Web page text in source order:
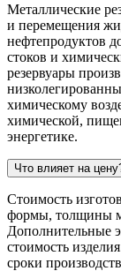
Металлические
и перемещения
нефтепродуктов
стоков и
резервуары
химическому
химической,
энергетике.
Что влияет на
Стоимость
формы, толщины
Дополнительные
стоимость
сроки